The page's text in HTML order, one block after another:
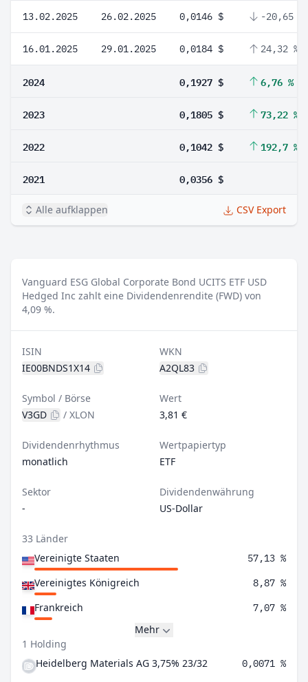
13.02.2025 26.02.2025 0,0146 $ -20,65 %
16.01.2025 29.01.2025 0,0184 $ 24,32 %
2024 0,1927 $ 6,76 %
2023 0,1805 $ 73,22 %
2022 0,1042 $ 192,7 %
2021 0,0356 $
Alle aufklappen CSV Export
Vanguard ESG Global Corporate Bond UCITS ETF USD
Hedged Inc zahlt eine Dividendenrendite (FWD) von
4,09 %.
ISIN
IE00BNDS1X14
WKN
A2QL83
Symbol / Börse
V3GD
/ XLON
Wert
3,81 €
Dividendenrhythmus
monatlich
Wertpapiertyp
ETF
Sektor
-
Dividendenwährung
US-Dollar
33 Länder
Vereinigte Staaten
57,13 %
Vereinigtes Königreich 8,87 %
Frankreich 7,07 %
Mehr
1 Holding
Heidelberg Materials AG 3,75% 23/32
0,0071 %